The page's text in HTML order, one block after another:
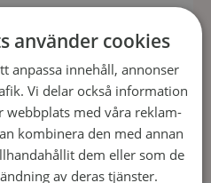
använder cookies
anpassa innehåll, annonser
Vi delar också information
webbplats med våra reklam-
kombinera den med annan
dem eller som de
av deras tjänster.